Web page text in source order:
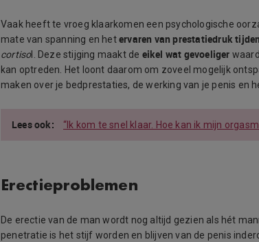
Vaak heeft te vroeg klaarkomen een psychologische
mate van spanning en hetervaren van prestatiedruk
cortisol. Deze stijging maakt de eikel wat gevoeliger
kan optreden. Het loont daarom om zoveel mogelijk
maken over je bedprestaties, de werking van je penis en
“Ik kom te snel klaar. Hoe kan ik mijn
Erectieproblemen
De erectie van de man wordt nog altijd gezien als hét
penetratie is het stijf worden en blijven van de penis